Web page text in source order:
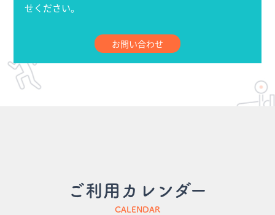
せください。
お問い合わせ
ご利用カレンダー
CALENDAR